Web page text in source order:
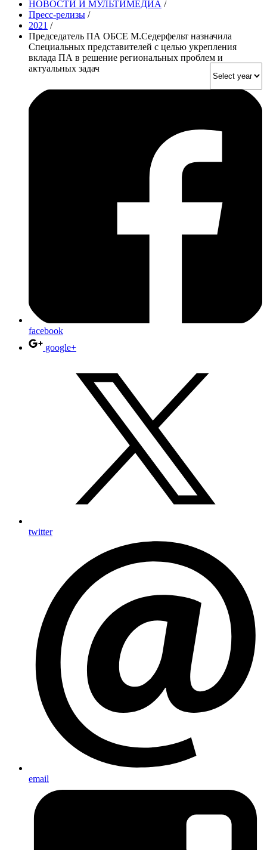
НОВОСТИ И МУЛЬТИМЕДИА /
Пресс-релизы /
2021 /
Председатель ПА ОБСЕ М.Седерфельт назначила
Специальных представителей с целью укрепления
вклада ПА в решение региональных проблем и
актуальных задач
facebook
google+
twitter
email